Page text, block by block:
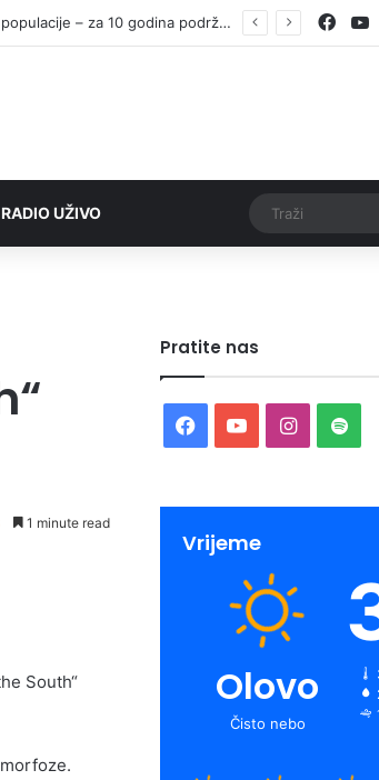
Otvorene prijave za Bingo Festival Fits: Odaberite outfit s omiljenim influencerom i zablistajte na Crvenom tepihu Sarajevo Film Festivala
UŽIVO
1 minute read
South“
Pratite nas
Facebook
YouTubeInstagram
Vrijeme
Olovo
Čisto nebo